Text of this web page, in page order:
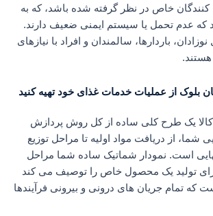
خاص در نظر گرفته شده باشد، که به
که عدم تحمل یا سیستم ایمنی ضعیف دارند.
باردارها، سالمندان و افراد با نیازهای
کالا یک طرح کلی ساده از کل روش پردازش
شما، از دریافت مواد اولیه تا مراحل توزیع
است. نمودار شماتیک ساده شما مراحل
برای تولید یک محصول خاص را توصیف می کند
که تمام جریان های درونی و بیرونی فرآیندها